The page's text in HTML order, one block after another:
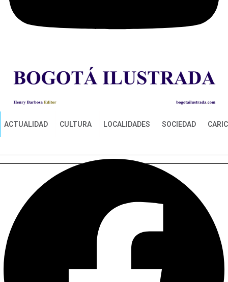
ACTUALIDAD CULTURA LOCALIDADES SOCIEDAD